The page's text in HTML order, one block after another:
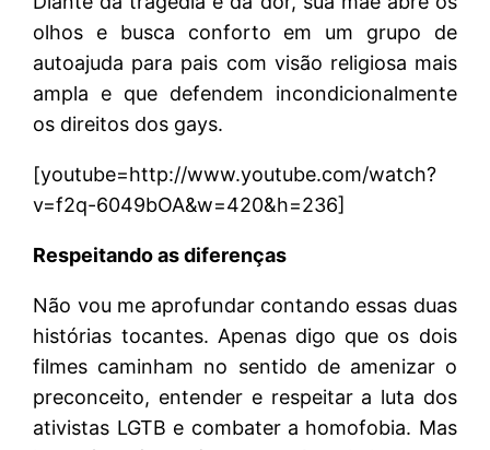
olhos e busca conforto em um grupo de
autoajuda para pais com visão religiosa mais
ampla e que defendem incondicionalmente
os direitos dos gays.
[youtube=http://www.youtube.com/watch?
v=f2q-6049bOA&w=420&h=236]
Respeitando as diferenças
Não vou me aprofundar contando essas duas
histórias tocantes. Apenas digo que os dois
filmes caminham no sentido de amenizar o
preconceito, entender e respeitar a luta dos
ativistas LGTB e combater a homofobia. Mas